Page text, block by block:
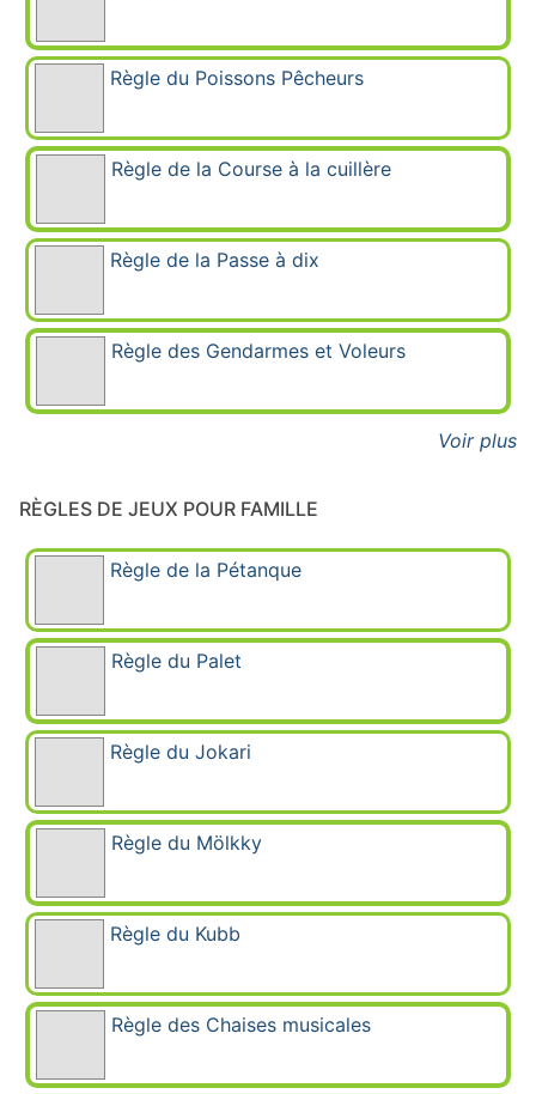
Règle du Poissons Pêcheurs
Règle de la Course à la cuillère
Règle de la Passe à dix
Règle des Gendarmes et Voleurs
Voir plus
RÈGLES DE JEUX POUR FAMILLE
Règle de la Pétanque
Règle du Palet
Règle du Jokari
Règle du Mölkky
Règle du Kubb
Règle des Chaises musicales